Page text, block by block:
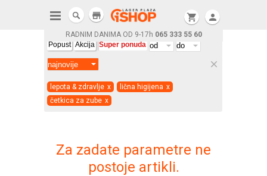
RADNIM DANIMA OD 9-17h 065 333 55 60
shopping_cart person
store
Popust Akcija Super ponuda
clear
lepota & zdravlje x lična higijena x
četkica za zube x
Za zadate parametre ne
postoje artikli.